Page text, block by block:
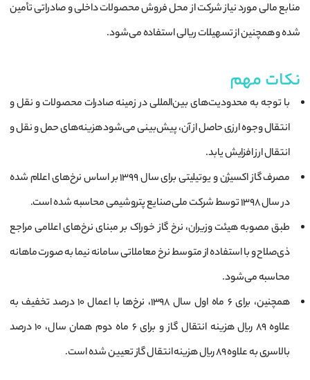
منابع مالی مورد نیاز شرکت از محل فروش محصولات داخلی و صادراتی تأمین
شده و همچنین از تسهیلات ریالی استفاده می‌شود.
نکات مهم
با توجه به محدودیت‌های بین‌المللی در زمینه صادرات محصولات و نقل و
انتقال وجوه ارزی حاصل از آن، پیش‌بینی می‌شود هزینه‌های حمل و نقل و
انتقال ارز افزایش یابد.
مصرف گاز اکسیژن و یوتیلیتی برای سال ۱۳۹۹ بر اساس نرخ‌های اعلام شده
در سال ۱۳۹۸ توسط شرکت ملی صنایع پتروشیمی محاسبه شده است.
طبق مصوبه هیئت وزیران، نرخ گاز خوراک بر مبنای نرخ‌های اعلامی مراجع
ذی‌صلاح و با استفاده از متوسط نرخ معاملاتی سامانه نیما به صورت ماهانه
محاسبه می‌شود.
همچنین، برای ۶ ماه اول سال ۱۳۹۸، نرخ‌ها با اعمال ۱۰ درصد تخفیف به
علاوه ۸۹ ریال هزینه انتقال گاز و برای ۶ ماه دوم همان سال، ۱۰ درصد
بالاسری به علاوه ۸۹ ریال هزینه انتقال گاز تعیین شده است.